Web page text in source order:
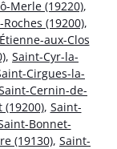
Merle (19220),
(19200),
aux-Clos
, Saint-Cyr-la-
Cirgues-la-
Cernin-de-
, Saint-
Bonnet-
(19130), Saint-